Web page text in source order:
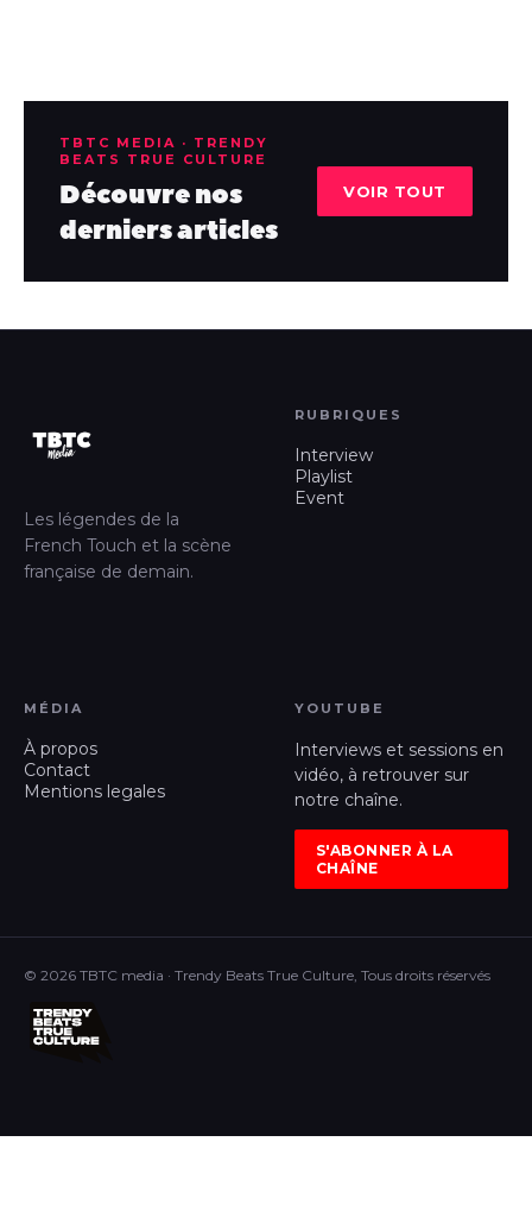
TBTC MEDIA · TRENDY
BEATS TRUE CULTURE
Découvre nos
derniers articles
VOIR TOUT
Les légendes de la
French Touch et la scène
française de demain.
RUBRIQUES
Interview
Playlist
Event
MÉDIA
À propos
Contact
Mentions legales
YOUTUBE
Interviews et sessions en
vidéo, à retrouver sur
notre chaîne.
S'ABONNER À LA
CHAÎNE
© 2026 TBTC media · Trendy Beats True Culture, Tous droits réservés